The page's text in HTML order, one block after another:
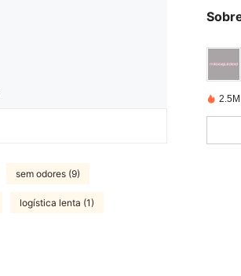
sem odores (9)
logística lenta (1)